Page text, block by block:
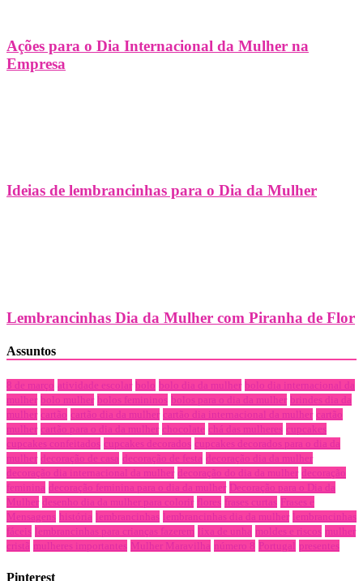
Ações para o Dia Internacional da Mulher na
Empresa
Ideias de lembrancinhas para o Dia da Mulher
Lembrancinhas Dia da Mulher com Piranha de Flor
Assuntos
8 de março atividade escolar bolo bolo dia da mulher bolo dia internacional da
mulher bolo mulher bolos femininos bolos para o dia da mulher brindes dia da
mulher
cartão cartão dia da mulher cartão dia internacional da mulher
cartão
mulher
cartão para o dia da mulher chocolate chá das mulheres
cupcakes
cupcakes confeitados
cupcakes decorados
cupcakes decorados para o dia da
mulher
decoração de casa decoração de festa
decoração dia da mulher
decoração dia internacional da mulher
decoração do dia da mulher
decoração
feminina
decoração feminina para o dia da mulher
Decoração para o Dia da
Mulher
desenho dia da mulher para colorir flores frases curtas
Frases e
Mensagens
história lembrancinhas lembrancinhas dia da mulher
lembrancinhas
fáceis
lembrancinhas para crianças fazerem lixa de unha moldes e riscos
mulher
cristã
mulheres importantes Mulher Maravilha número 8 Portugal presentes
Pinterest